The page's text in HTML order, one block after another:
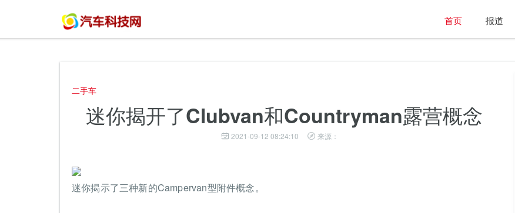
首页 报道
二手车
迷你揭开了Clubvan和Countryman露营概念
2021-09-12 08:24:10 来源：
迷你揭示了三种新的Campervan型附件概念。